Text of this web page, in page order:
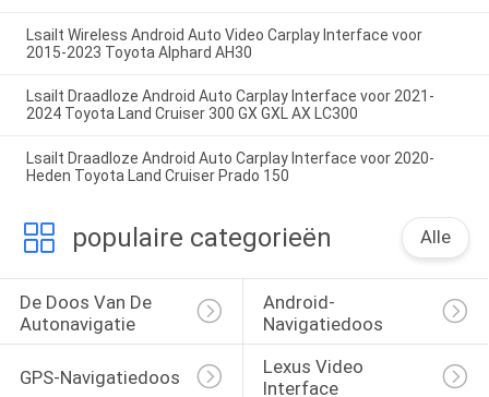
Lsailt Wireless Android Auto Video Carplay Interface voor
2015-2023 Toyota Alphard AH30
Lsailt Draadloze Android Auto Carplay Interface voor 2021-
2024 Toyota Land Cruiser 300 GX GXL AX LC300
Lsailt Draadloze Android Auto Carplay Interface voor 2020-
Heden Toyota Land Cruiser Prado 150
populaire categorieën Alle
De Doos Van De
Autonavigatie
Android-
Navigatiedoos
GPS-Navigatiedoos
Lexus Video
Interface